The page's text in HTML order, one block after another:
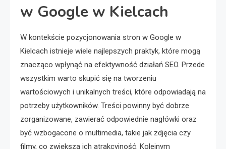
w Google w Kielcach
W kontekście pozycjonowania stron w Google w
Kielcach istnieje wiele najlepszych praktyk, które mogą
znacząco wpłynąć na efektywność działań SEO. Przede
wszystkim warto skupić się na tworzeniu
wartościowych i unikalnych treści, które odpowiadają na
potrzeby użytkowników. Treści powinny być dobrze
zorganizowane, zawierać odpowiednie nagłówki oraz
być wzbogacone o multimedia, takie jak zdjęcia czy
filmy, co zwiększa ich atrakcyjność. Kolejnym